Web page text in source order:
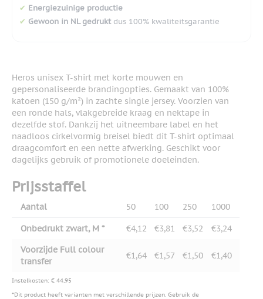
✔ Energiezuinige productie
✔ Gewoon in NL gedruktdus 100% kwaliteitsgarantie
Heros unisex T-shirt met korte mouwen en
gepersonaliseerde brandingopties. Gemaakt van 100%
katoen (150 g/m²) in zachte single jersey. Voorzien van
een ronde hals, vlakgebreide kraag en nektape in
dezelfde stof. Dankzij het uitneembare label en het
naadloos cirkelvormig breisel biedt dit T-shirt optimaal
draagcomfort en een nette afwerking. Geschikt voor
dagelijks gebruik of promotionele doeleinden.
Prijsstaffel
Aantal 50 100 250 1000
Onbedrukt zwart, M * €4,12 €3,81 €3,52
€3,24
Voorzijde Full colour
transfer
€1,64 €1,57 €1,50 €1,40
Instelkosten: € 44,95
*Dit product heeft varianten met verschillende prijzen. Gebruik de